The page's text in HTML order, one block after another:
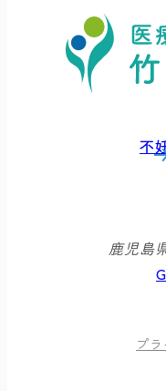
不
鹿児島
プ